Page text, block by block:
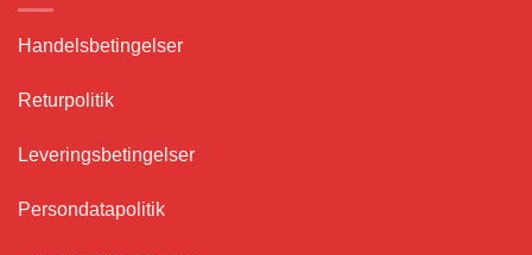
Handelsbetingelser
Returpolitik
Leveringsbetingelser
Persondatapolitik